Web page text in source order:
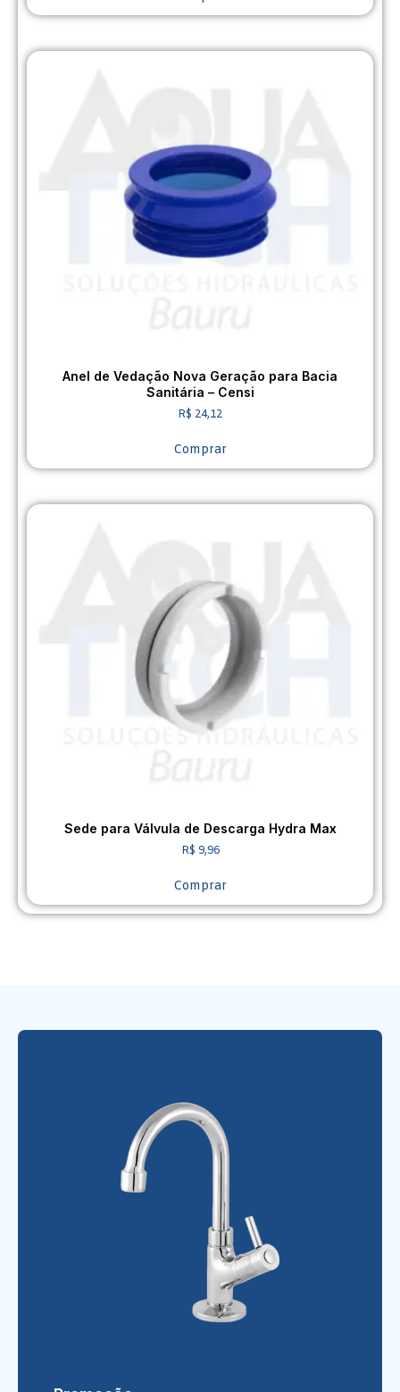
Anel de Vedação Nova Geração para Bacia
Sanitária – Censi
R$ 24,12
Comprar
Sede para Válvula de Descarga Hydra Max
R$ 9,96
Comprar